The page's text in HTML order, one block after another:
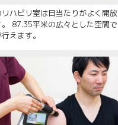
リハビリ室は日当たりがよく開放
。 87.35平米の広々とした空間で
えます。